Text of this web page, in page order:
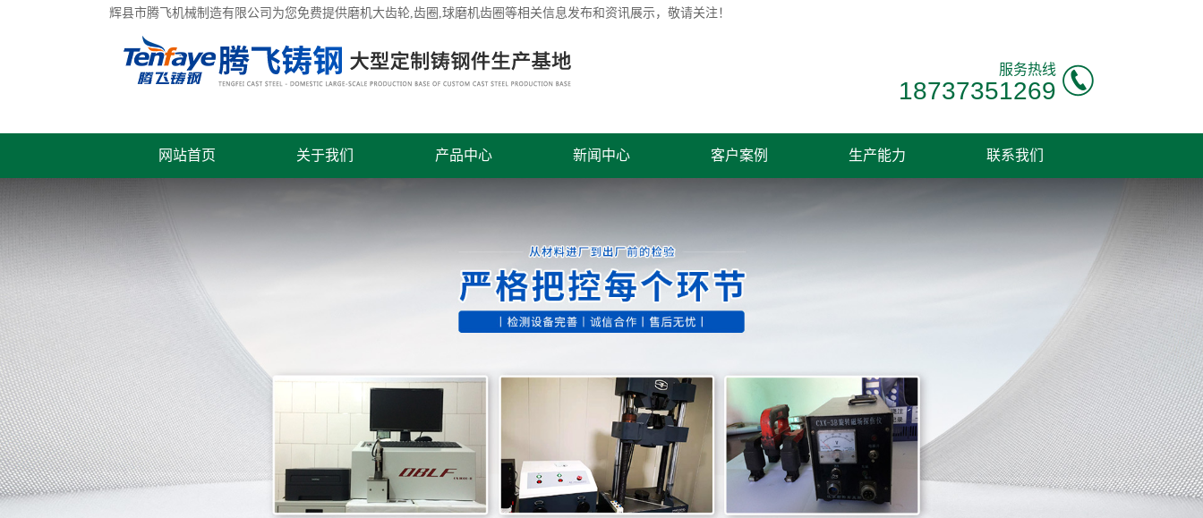
辉县市腾飞机械制造有限公司为您免费提供磨机大齿轮,齿圈,球磨机齿圈等相关信息发布和资讯展示，敬请关注！
服务热线
18737351269
网站首页 关于我们 产品中心 新闻中心 客户案例 生产能力 联系我们